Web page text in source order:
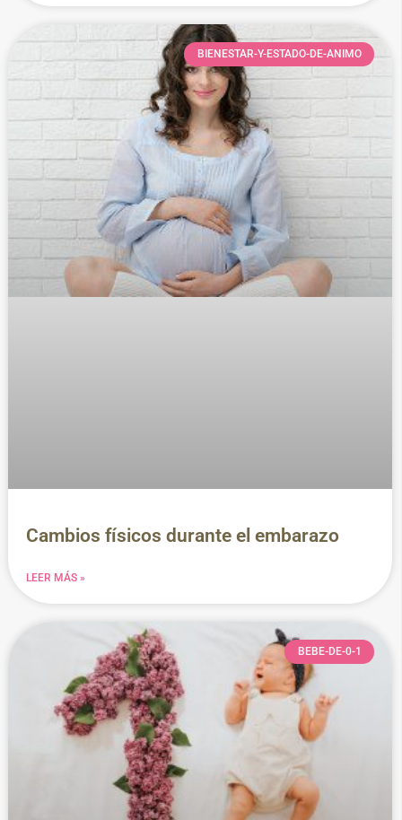
BIENESTAR-Y-ESTADO-DE-ANIMO
Cambios físicos durante el embarazo
LEER MÁS »
BEBE-DE-0-1